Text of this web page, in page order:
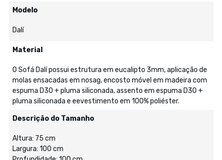
Modelo
Dalí
Material
O Sofá Dalí possui estrutura em eucalipto 3mm, aplicação de
molas ensacadas em nosag, encosto móvel em madeira com
espuma D30 + pluma siliconada, assento em espuma D30 +
pluma siliconada e eevestimento em 100% poliéster.
Descrição do Tamanho
Altura: 75 cm
Largura: 100 cm